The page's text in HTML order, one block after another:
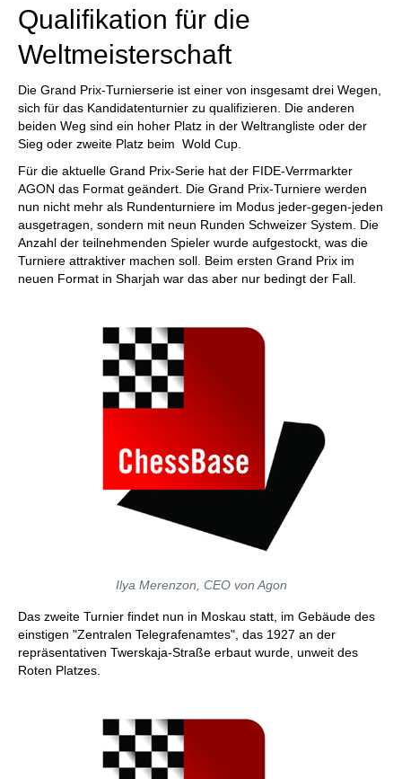
Qualifikation für die
Weltmeisterschaft
Die Grand Prix-Turnierserie ist einer von insgesamt drei Wegen,
sich für das Kandidatenturnier zu qualifizieren. Die anderen
beiden Weg sind ein hoher Platz in der Weltrangliste oder der
Sieg oder zweite Platz beim Wold Cup.
Für die aktuelle Grand Prix-Serie hat der FIDE-Verrmarkter
AGON das Format geändert. Die Grand Prix-Turniere werden
nun nicht mehr als Rundenturniere im Modus jeder-gegen-jeden
ausgetragen, sondern mit neun Runden Schweizer System. Die
Anzahl der teilnehmenden Spieler wurde aufgestockt, was die
Turniere attraktiver machen soll. Beim ersten Grand Prix im
neuen Format in Sharjah war das aber nur bedingt der Fall.
Ilya Merenzon, CEO von Agon
Das zweite Turnier findet nun in Moskau statt, im Gebäude des
einstigen "Zentralen Telegrafenamtes", das 1927 an der
repräsentativen Twerskaja-Straße erbaut wurde, unweit des
Roten Platzes.